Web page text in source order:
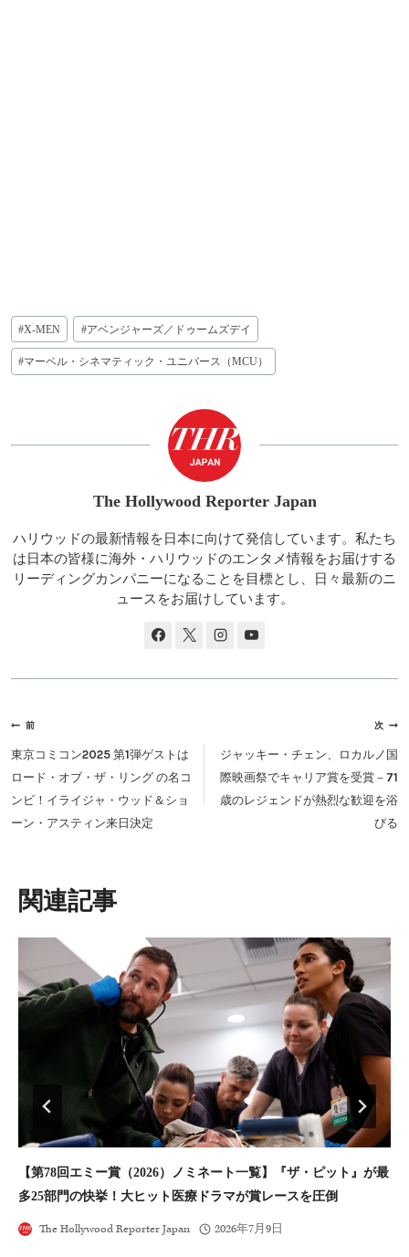
投
稿
タ
グ:
#X-MEN #アベンジャーズ／ドゥームズデイ
#マーベル・シネマティック・ユニバース（MCU）
The Hollywood Reporter Japan
ハリウッドの最新情報を日本に向けて発信しています。私たち
は日本の皆様に海外・ハリウッドのエンタメ情報をお届けする
リーディングカンパニーになることを目標とし、日々最新のニ
ュースをお届けしています。
投
稿
ナ
ビ
ゲ
ョ
ン
前
東京コミコン2025 第1弾ゲストは
ロード・オブ・ザ・リング の名コ
ンビ！イライジャ・ウッド＆ショ
ーン・アスティン来日決定
次
ジャッキー・チェン、ロカルノ国
際映画祭でキャリア賞を受賞－71
歳のレジェンドが熱烈な歓迎を浴
びる
類似投稿
【第78回エミー賞（2026）ノミネート一覧】『ザ・ピット』が最
多25部門の快挙！大ヒット医療ドラマが賞レースを圧倒
The Hollywood Reporter Japan 2026年7月9日